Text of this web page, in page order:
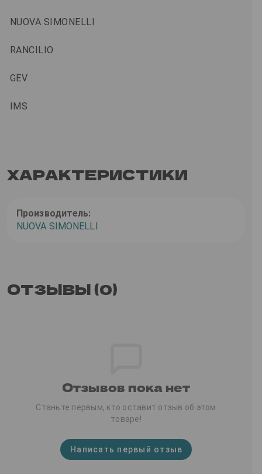
NUOVA SIMONELLI
RANCILIO
GEV
IMS
ХАРАКТЕРИСТИКИ
Производитель:
NUOVA SIMONELLI
ОТЗЫВЫ (0)
Отзывов пока нет
Станьте первым, кто оставит отзыв об этом
товаре!
Написать первый отзыв